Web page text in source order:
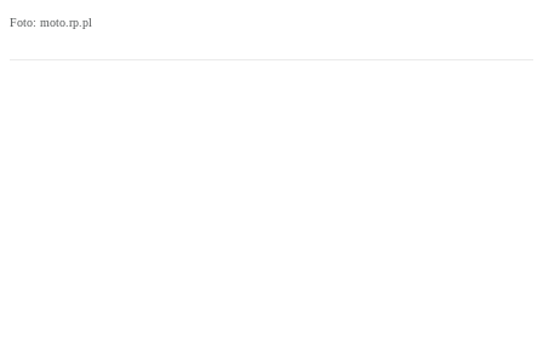
Foto: moto.rp.pl